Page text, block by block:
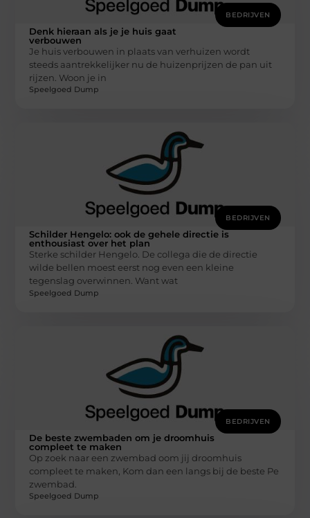
BEDRIJVEN
Denk hieraan als je je huis gaat
verbouwen
Je huis verbouwen in plaats van verhuizen wordt
steeds aantrekkelijker nu de huizenprijzen de pan uit
rijzen. Woon je in
Speelgoed Dump
BEDRIJVEN
Schilder Hengelo: ook de gehele directie is
enthousiast over het plan
Sterke schilder Hengelo. De collega die de directie
wilde bellen moest eerst nog even een kleine
tegenslag overwinnen. Want wat
Speelgoed Dump
BEDRIJVEN
De beste zwembaden om je droomhuis
compleet te maken
Op zoek naar een zwembad oom jij droomhuis
compleet te maken, Kom dan een langs bij de beste Pe
zwembad.
Speelgoed Dump